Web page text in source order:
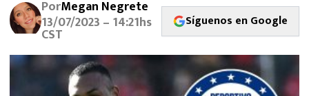
FUTBOL INTERNACIONAL
MEXICANOS EN EL EXTRANJERO
FUTBOL ESTUFA
PorMegan Negrete
13/07/2023 – 14:21hs
CST
Síguenos en Google